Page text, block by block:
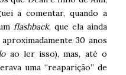
a comentar, quando a
flashback, que ela ainda
30 anos
ao ler isso), mas, até o
uma “reaparição” de